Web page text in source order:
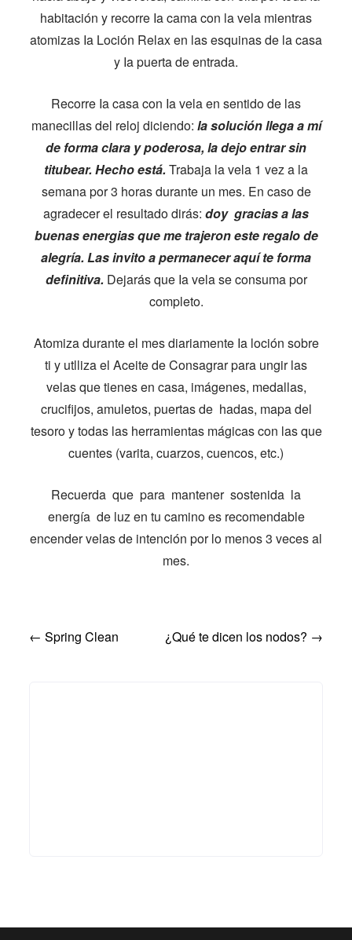
habitación y recorre Ia cama con la vela mientras
atomizas Ia Loción Relax en las esquinas de la casa
y Ia puerta de entrada.
Recorre Ia casa con Ia vela en sentido de las
manecillas del reloj diciendo: la solución llega a mí
de forma clara y poderosa, la dejo entrar sin
titubear. Hecho está. Trabaja la vela 1 vez a la
semana por 3 horas durante un mes. En caso de
agradecer el resultado dirás: doy gracias a las
buenas energias que me trajeron este regalo de
alegría. Las invito a permanecer aquí te forma
definitiva. Dejarás que Ia vela se consuma por
completo.
Atomiza durante el mes diariamente Ia loción sobre
ti y utlliza el Aceite de Consagrar para ungir las
velas que tienes en casa, imágenes, medallas,
crucifijos, amuletos, puertas de hadas, mapa del
tesoro y todas las herramientas mágicas con las que
cuentes (varita, cuarzos, cuencos, etc.)
Recuerda que para mantener sostenida la
energía de luz en tu camino es recomendable
encender velas de intención por lo menos 3 veces al
mes.
Post
← Spring Clean ¿Qué te dicen los nodos? →